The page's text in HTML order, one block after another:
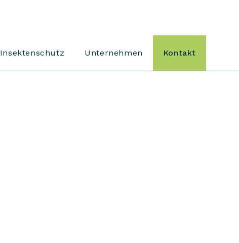
Insektenschutz Unternehmen Kontakt